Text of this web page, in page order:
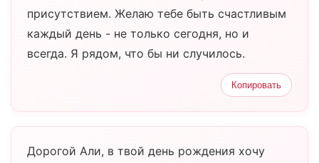
присутствием. Желаю тебе быть счастливым
каждый день - не только сегодня, но и
всегда. Я рядом, что бы ни случилось.
Копировать
Дорогой Али, в твой день рождения хочу